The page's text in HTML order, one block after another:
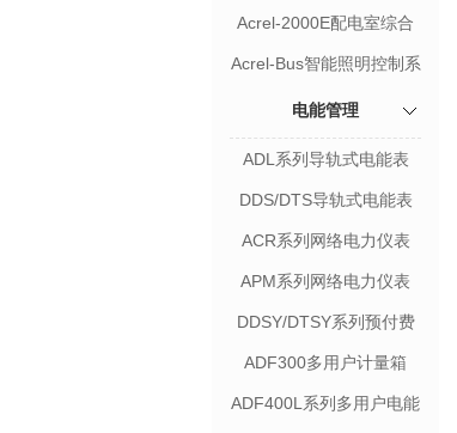
Acrel-2000E配电室综合
监控系统
Acrel-Bus智能照明控制系
电能管理
ADL系列导轨式电能表
DDS/DTS导轨式电能表
ACR系列网络电力仪表
APM系列网络电力仪表
DDSY/DTSY系列预付费
电能表
ADF300多用户计量箱
ADF400L系列多用户电能